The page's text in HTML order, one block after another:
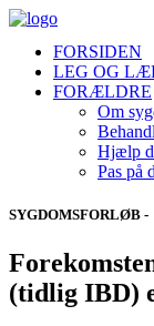
FORSIDEN
LEG OG
FORÆLDRE
Om
Hjælp
Pas på
SYGDOMSFORLØB
(tidlig IBD)